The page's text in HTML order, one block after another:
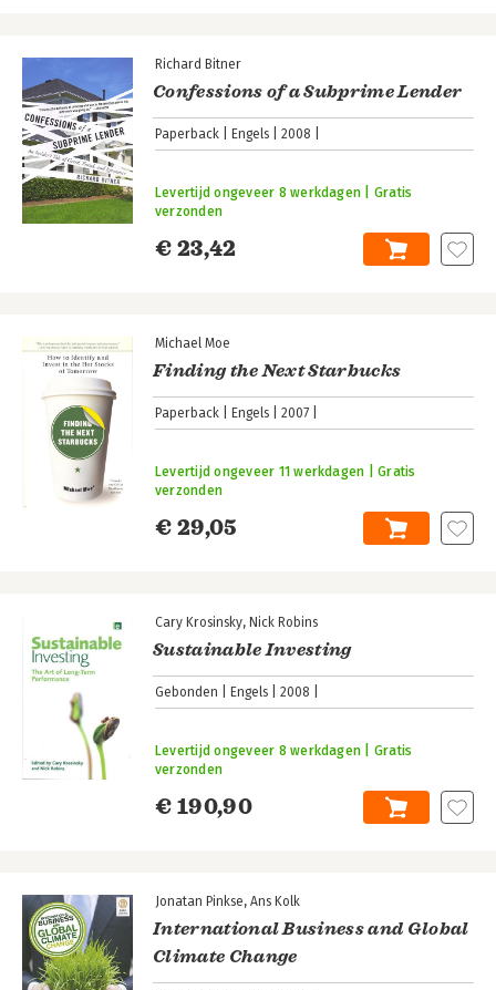
Richard Bitner
Confessions of a Subprime Lender
Paperback Engels 2008
€ 23,42
Levertijd ongeveer 8 werkdagen | Gratis
verzonden
Michael Moe
Finding the Next Starbucks
Paperback Engels 2007
€ 29,05
Levertijd ongeveer 11 werkdagen | Gratis
verzonden
Cary Krosinsky Nick Robins
Sustainable Investing
Gebonden Engels 2008
€ 190,90
Levertijd ongeveer 8 werkdagen | Gratis
verzonden
Jonatan Pinkse Ans Kolk
International Business and Global
Climate Change